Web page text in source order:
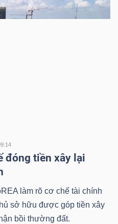
đóng tiền xây lại
làm rõ cơ chế tài chính
sở hữu được góp tiền xây
bồi thường đất.